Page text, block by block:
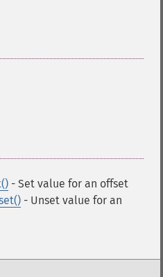
- Set value for an offset
- Unset value for an